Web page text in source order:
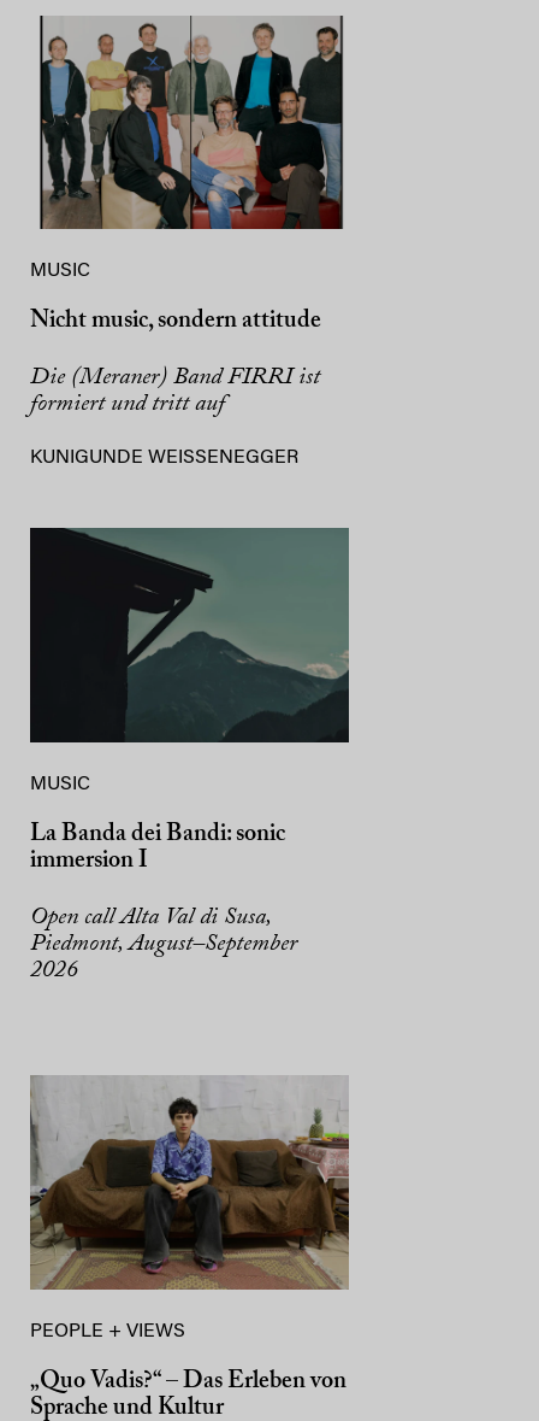
MUSIC
Nicht music, sondern attitude
Die (Meraner) Band FIRRI ist
formiert und tritt auf
KUNIGUNDE WEISSENEGGER
MUSIC
La Banda dei Bandi: sonic
immersion I
Open call Alta Val di Susa,
Piedmont, August–September
2026
PEOPLE + VIEWS
„Quo Vadis?“ – Das Erleben von
Sprache und Kultur